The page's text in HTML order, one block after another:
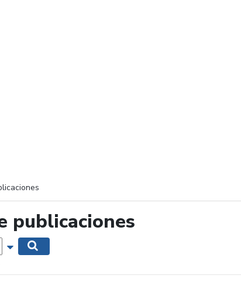
publicaciones
Mostrar opciones de búsqueda